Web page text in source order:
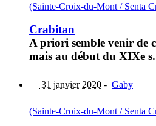
(Sainte-Croix-du-Mont / Senta
Crabitan
A priori semble venir de
mais au début du XIXe
31 janvier 2020 - Gaby
(Sainte-Croix-du-Mont / Senta